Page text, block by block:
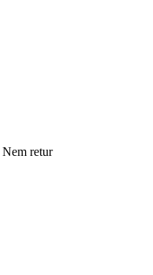
Nem retur